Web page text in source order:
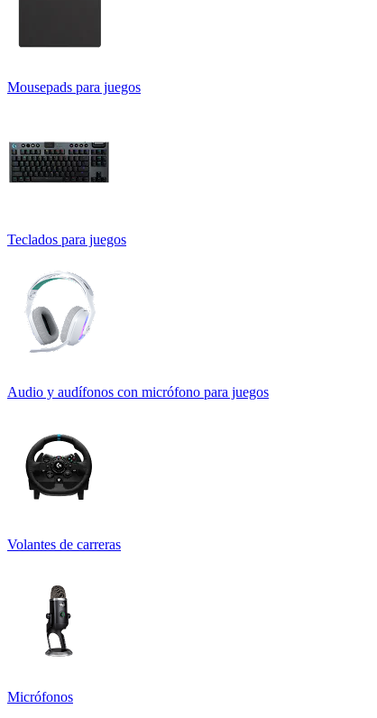
Mousepads para juegos
Teclados para juegos
Audio y audífonos con micrófono para juegos
Volantes de carreras
Micrófonos